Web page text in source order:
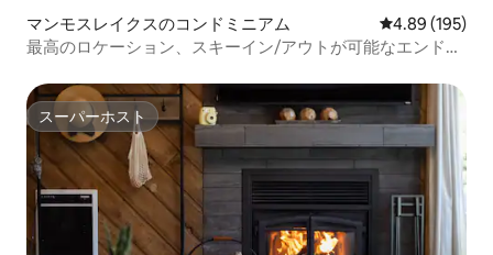
マンモスレイクスのコンドミニアム レビュー195
4.89 (195)
最高のロケーション、スキーイン/アウトが可能なエンドユ
スーパーホスト
スーパーホスト